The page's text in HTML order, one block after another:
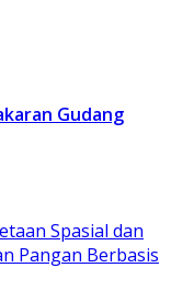
Gudang